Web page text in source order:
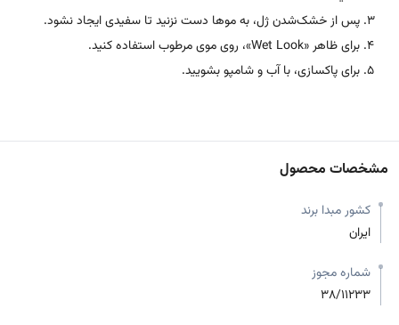
پس از خشک‌شدن ژل، به موها دست نزنید تا سفیدی ایجاد نشود.
برای ظاهر «Wet Look»، روی موی مرطوب استفاده کنید.
برای پاکسازی، با آب و شامپو بشویید.
مشخصات محصول
کشور مبدا برند
ایران
شماره مجوز
38/11233